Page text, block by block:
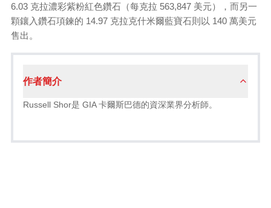
6.03 克拉濃彩紫粉紅色鑽石（每克拉 563,847 美元），而另一
顆鑲入鑽石項鍊的 14.97 克拉克什米爾藍寶石則以 140 萬美元
售出。
作者簡介
Russell Shor是 GIA 卡爾斯巴德的資深業界分析師。